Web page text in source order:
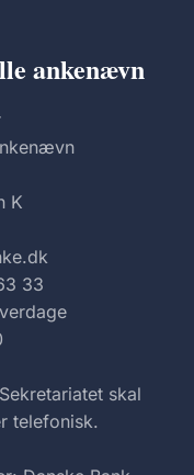
ankenævn
K
33
skal
telefonisk.